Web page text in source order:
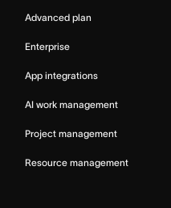
Advanced plan
Enterprise
App integrations
AI work management
Project management
Resource management